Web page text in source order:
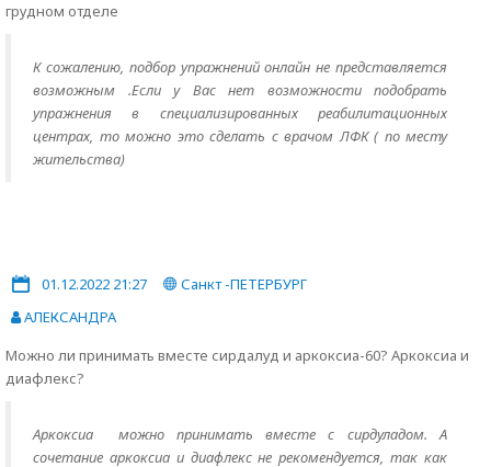
грудном отделе
К сожалению, подбор упражнений онлайн не представляется
возможным .Если у Вас нет возможности подобрать
упражнения в специализированных реабилитационных
центрах, то можно это сделать с врачом ЛФК ( по месту
жительства)
01.12.2022 21:27
Санкт -ПЕТЕРБУРГ
АЛЕКСАНДРА
Можно ли принимать вместе сирдалуд и аркоксиа-60? Аркоксиа и
диафлекс?
Аркоксиа можно принимать вместе с сирдуладом. А
сочетание аркоксиа и диафлекс не рекомендуется, так как